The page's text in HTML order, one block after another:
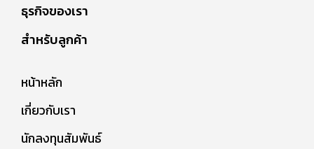
ธุรกิจของเรา
สำหรับลูกค้า
หน้าหลัก
เกี่ยวกับเรา
นักลงทุนสัมพันธ์